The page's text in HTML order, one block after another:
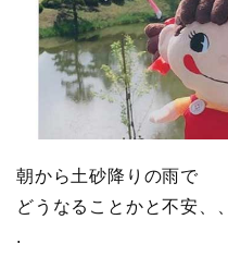
朝から土砂降りの雨で
どうなることかと不安、、
.